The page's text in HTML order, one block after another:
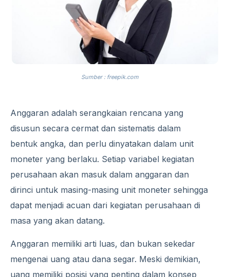
Sumber : freepik.com
Anggaran adalah serangkaian rencana yang
disusun secara cermat dan sistematis dalam
bentuk angka, dan perlu dinyatakan dalam unit
moneter yang berlaku. Setiap variabel kegiatan
perusahaan akan masuk dalam anggaran dan
dirinci untuk masing-masing unit moneter sehingga
dapat menjadi acuan dari kegiatan perusahaan di
masa yang akan datang.
Anggaran memiliki arti luas, dan bukan sekedar
mengenai uang atau dana segar. Meski demikian,
uang memiliki posisi yang penting dalam konsep